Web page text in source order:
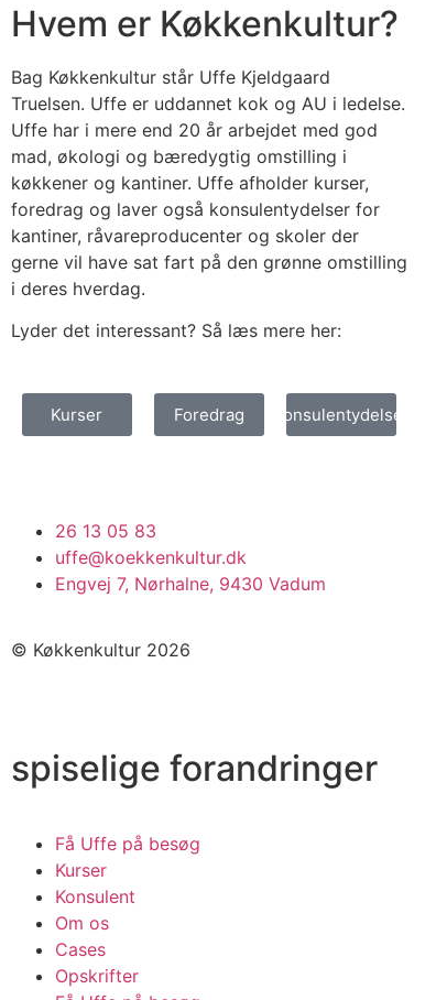
Hvem er Køkkenkultur?
Bag Køkkenkultur står Uffe Kjeldgaard
Truelsen. Uffe er uddannet kok og AU i ledelse.
Uffe har i mere end 20 år arbejdet med god
mad, økologi og bæredygtig omstilling i
køkkener og kantiner. Uffe afholder kurser,
foredrag og laver også konsulentydelser for
kantiner, råvareproducenter og skoler der
gerne vil have sat fart på den grønne omstilling
i deres hverdag.
Lyder det interessant? Så læs mere her:
Kurser Foredrag Konsulentydelser
26 13 05 83
uffe@koekkenkultur.dk
Engvej 7, Nørhalne, 9430 Vadum
© Køkkenkultur 2026
spiselige forandringer
Få Uffe på besøg
Kurser
Konsulent
Om os
Cases
Opskrifter